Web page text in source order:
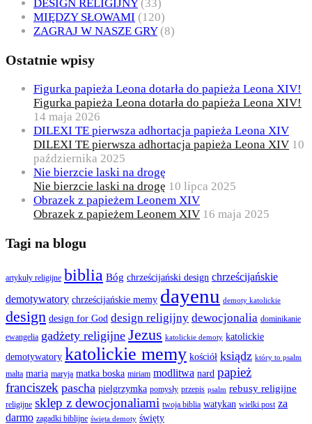
DESIGN RELIGIJNY(33)
MIĘDZY SŁOWAMI (120)
ZAGRAJ W NASZE GRY(8)
Ostatnie wpisy
Figurka papieża Leona dotarła do papieża Leona XIV!
Figurka papieża Leona dotarła do papieża Leona XIV!
14 maja 2026
DILEXI TE pierwsza adhortacja papieża Leona XIV
DILEXI TE pierwsza adhortacja papieża Leona XIV 10
października 2025
Nie bierzcie laski na drogę
Nie bierzcie laski na drogę 10 lipca 2025
Obrazek z papieżem Leonem XIV
Obrazek z papieżem Leonem XIV 16 maja 2025
Tagi na blogu
artykuły religijne biblia Bóg chrześcijański design chrześcijańskie
demotywatory chrześcijańskie memy dayenu demoty katolickie
design design for God design religijny dewocjonalia dominikanie
ewangelia gadżety religijne Jezus katolickie demoty katolickie
demotywatory katolickie memy kościół ksiądz który to psalm
malta maria maryja matka boska miriam modlitwa nard papież
franciszek pascha pielgrzymka pomysły przepis psalm rebusy religijne
religijne sklep z dewocjonaliami twoja biblia watykan wielki post za
darmo zagadki biblijne święta demoty święty